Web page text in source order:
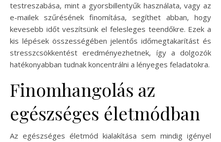
testreszabása, mint a gyorsbillentyűk használata, vagy az
e-mailek szűrésének finomítása, segíthet abban, hogy
kevesebb időt veszítsünk el felesleges teendőkre. Ezek a
kis lépések összességében jelentős időmegtakarítást és
stresszcsökkentést eredményezhetnek, így a dolgozók
hatékonyabban tudnak koncentrálni a lényeges feladatokra.
Finomhangolás az
egészséges életmódban
Az egészséges életmód kialakítása sem mindig igényel